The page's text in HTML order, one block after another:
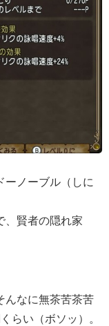
ノーブル（しに
、賢者の隠れ家
んなに無茶苦茶苦
らい（ボソッ）。